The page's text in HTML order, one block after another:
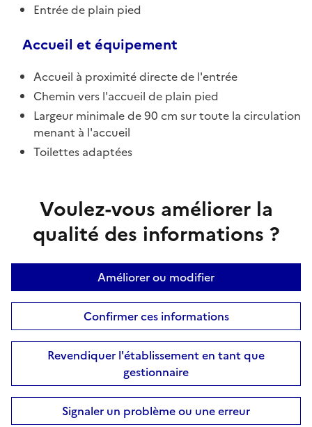
Entrée de plain pied
Accueil et équipement
Accueil à proximité directe de l'entrée
Chemin vers l'accueil de plain pied
Largeur minimale de 90 cm sur toute la circulation
menant à l'accueil
Toilettes adaptées
Voulez-vous améliorer la
qualité des informations ?
Améliorer ou modifier
Confirmer ces informations
Revendiquer l'établissement en tant que
gestionnaire
Signaler un problème ou une erreur